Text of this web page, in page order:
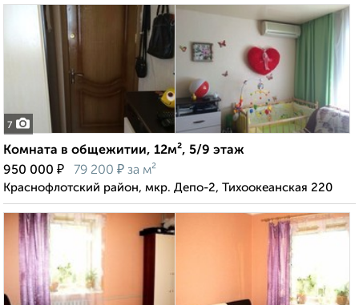
7
Комната в общежитии, 12м², 5/9 этаж
950 000 ₽ 79 200 ₽ за м²
Краснофлотский район, мкр. Депо-2, Тихоокеанская 220